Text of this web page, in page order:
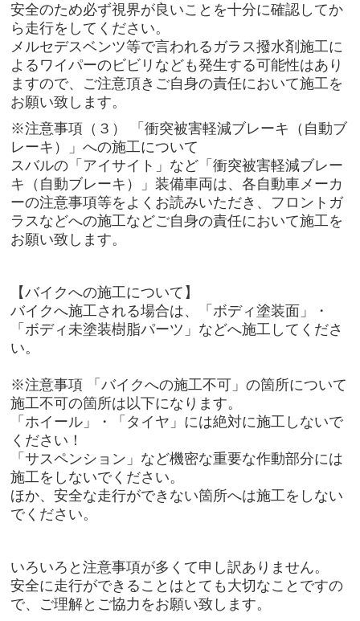
安全のため必ず視界が良いことを十分に確認してか
ら走行をしてください。
メルセデスベンツ等で言われるガラス撥水剤施工に
よるワイパーのビビリなども発生する可能性はあり
ますので、ご注意頂きご自身の責任において施工を
お願い致します。
※注意事項（３） 「衝突被害軽減ブレーキ（自動ブ
レーキ）」への施工について
スバルの「アイサイト」など「衝突被害軽減ブレー
キ（自動ブレーキ）」装備車両は、各自動車メーカ
ーの注意事項等をよくお読みいただき、フロントガ
ラスなどへの施工などご自身の責任において施工を
お願い致します。
【バイクへの施工について】
バイクへ施工される場合は、「ボディ塗装面」・
「ボディ未塗装樹脂パーツ」などへ施工してくださ
い。
※注意事項 「バイクへの施工不可」の箇所について
施工不可の箇所は以下になります。
「ホイール」・「タイヤ」には絶対に施工しないで
ください！
「サスペンション」など機密な重要な作動部分には
施工をしないでください。
ほか、安全な走行ができない箇所へは施工をしない
でください。
いろいろと注意事項が多くて申し訳ありません。
安全に走行ができることはとても大切なことですの
で、ご理解とご協力をお願い致します。